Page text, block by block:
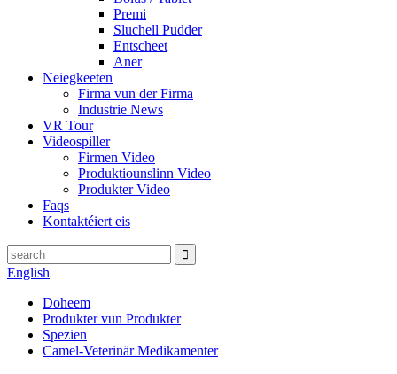
Premi
Sluchell Pudder
Entscheet
Aner
Neiegkeeten
Firma vun der Firma
Industrie News
VR Tour
Videospiller
Firmen Video
Produktiounslinn Video
Produkter Video
Faqs
Kontaktéiert eis
English
Doheem
Produkter vun Produkter
Spezien
Camel-Veterinär Medikamenter